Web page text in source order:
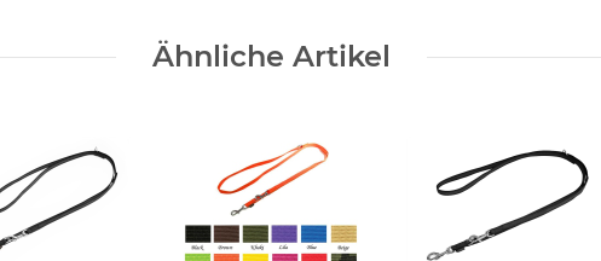
Ähnliche Artikel